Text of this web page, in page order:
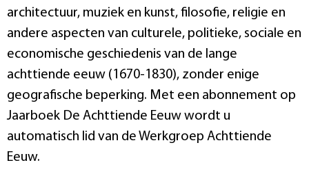
architectuur, muziek en kunst, filosofie, religie en
andere aspecten van culturele, politieke, sociale en
economische geschiedenis van de lange
achttiende eeuw (1670-1830), zonder enige
geografische beperking. Met een abonnement op
Jaarboek De Achttiende Eeuw wordt u
automatisch lid van de Werkgroep Achttiende
Eeuw.